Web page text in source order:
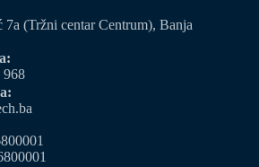
(Tržni centar Centrum), Banja
968